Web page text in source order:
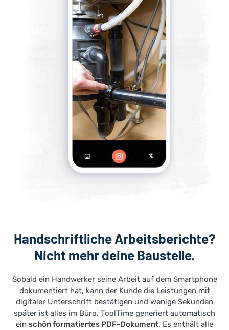
Handschriftliche Arbeitsberichte?
Nicht mehr deine Baustelle.
Sobald ein Handwerker seine Arbeit auf dem Smartphone
dokumentiert hat, kann der Kunde die Leistungen mit
digitaler Unterschrift bestätigen und wenige Sekunden
später ist alles im Büro. ToolTime generiert automatisch
ein schön formatiertes PDF-Dokument. Es enthält alle